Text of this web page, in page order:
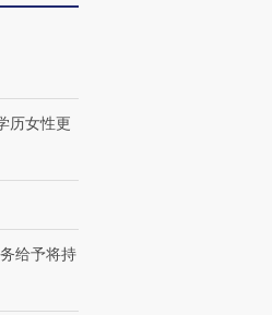
种
【商旅对话】华住集团
CFO：不靠规模取胜，华
历女性更
给予将持